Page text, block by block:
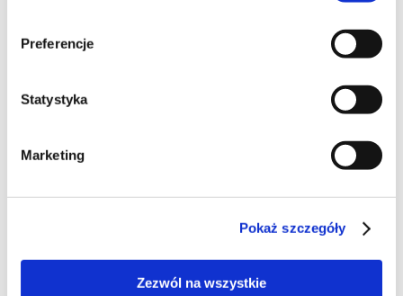
Preferencje
Statystyka
Marketing
Pokaż szczegóły
Zezwól na wszystkie